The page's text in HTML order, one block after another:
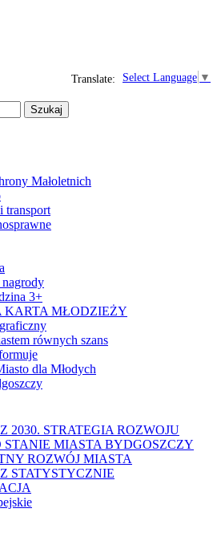
Select Language ▼
Translate:
Szukaj
Małoletnich
transport
3+
KARTA MŁODZIEŻY
równych szans
dla Młodych
2030. STRATEGIA ROZWOJU
STANIE MIASTA BYDGOSZCZY
ROZWÓJ MIASTA
STATYSTYCZNIE